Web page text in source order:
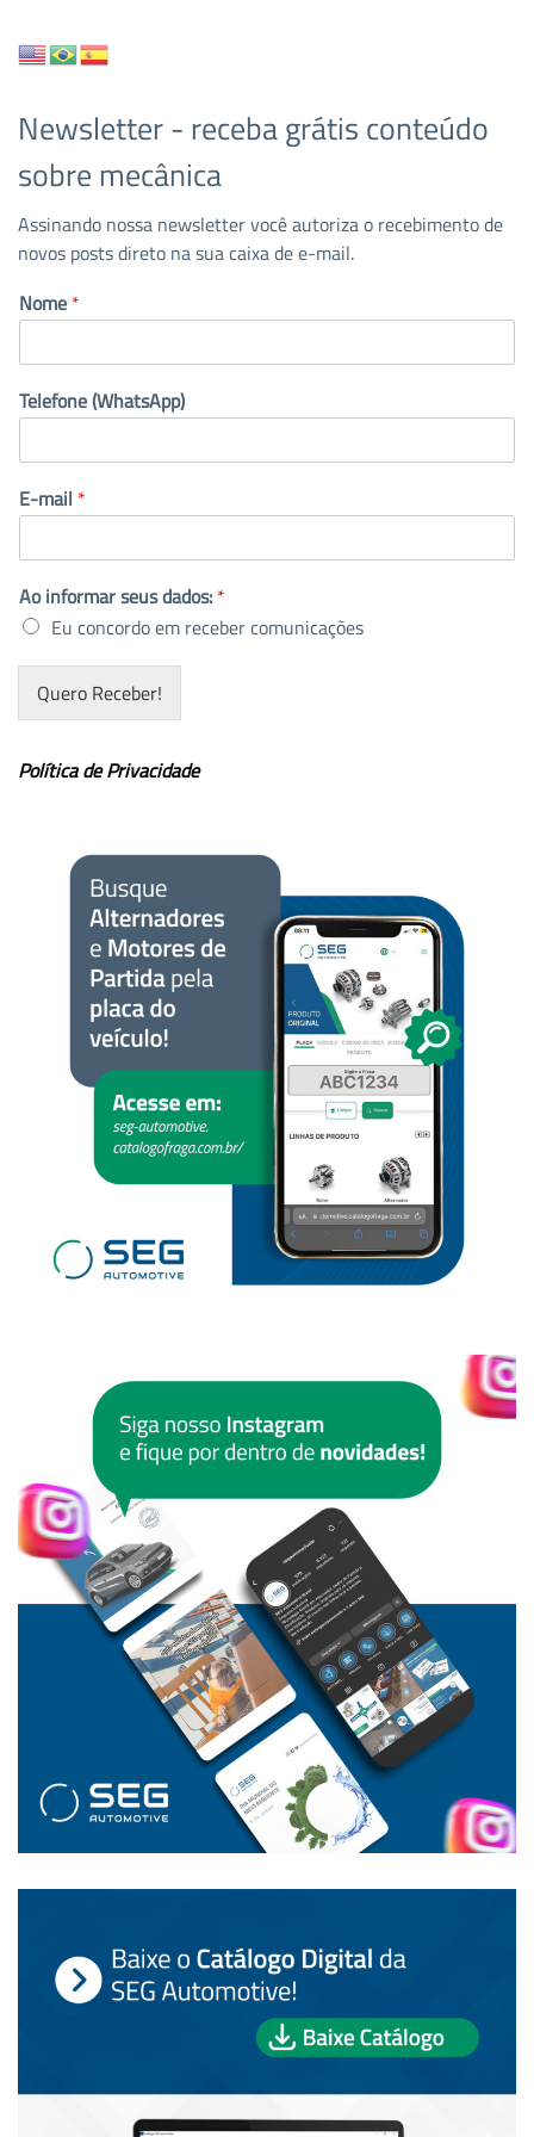
Newsletter - receba grátis conteúdo
sobre mecânica
Assinando nossa newsletter você autoriza o recebimento de
novos posts direto na sua caixa de e-mail.
Nome *
Telefone (WhatsApp)
E-mail *
Ao informar seus dados: *
Eu concordo em receber comunicações
Quero Receber!
Política de Privacidade